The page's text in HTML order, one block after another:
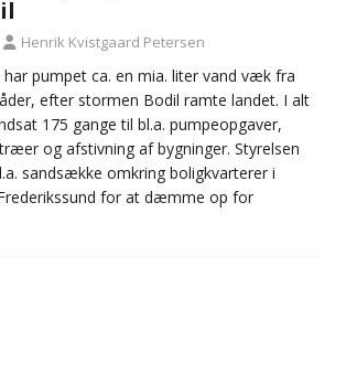
Henrik Kvistgaard Petersen
har pumpet ca. en mia. liter vand væk fra
efter stormen Bodil ramte landet. I alt
175 gange til bl.a. pumpeopgaver,
og afstivning af bygninger. Styrelsen
sandsække omkring boligkvarterer i
for at dæmme op for